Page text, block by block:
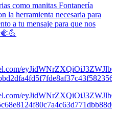
como manitas Fontanería
la herramienta necesaria para
a tu mensaje para que nos